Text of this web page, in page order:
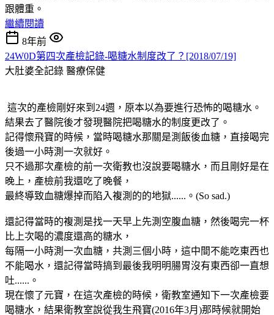
跟體重。
繼續閱讀
8年前
24W0D第四次產檢記錄-喝糖水制度改了？[2018/07/19]
大肚婆全記錄 醫療保健
這次的產檢剛好來到24週，原本以為要進行恐怖的喝糖水。
結果去了醫院後才發現醫院把喝糖水的制度更改了。
記得懷飛寶的時候，當時喝糖水那關是測飯後血糖，直接喝完
後過一小時測一次就好。
只不過那次產檢的前一次衛教也沒說要喝糖水，而且剛好是在
晚上，產檢前我還吃了晚餐，
最終導致血糖爆掉而陷入複測的的地獄......。(So sad.)
還記得當時的複測是找一天早上先測空腹血糖，然後喝完一杯
比上次喝的濃度還高的糖水，
每隔一小時測一次血糖，共測三個小時，這中間不能吃東西也
不能喝水，還記得當時搞到最後我明明腸胃沒有東西卻一直想
吐......。
現在懷了元寶，在這次產檢的時候，衛教室通知下一次產檢要
喝糖水，結果衛教室說從我生飛寶(2016年3月)那時候就開始